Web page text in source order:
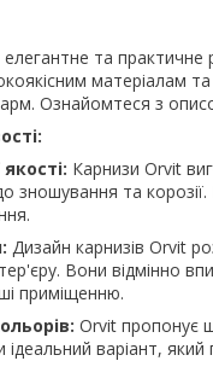
та
матеріалам
Ознайомтеся з
Карнизи Orvit
зношування та
Дизайн карнизів Orvit
Вони відмінно
приміщенню.
Orvit пропонує
варіант,